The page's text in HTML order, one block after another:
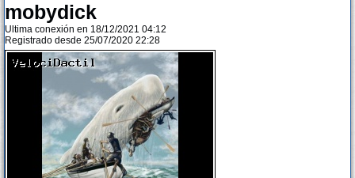
mobydick
Ultima conexión en 18/12/2021 04:12
Registrado desde 25/07/2020 22:28